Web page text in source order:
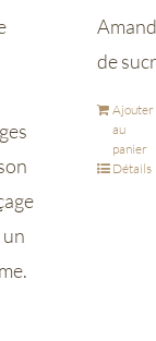
de
Ajouter
au
panier
Détails